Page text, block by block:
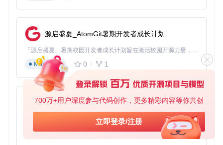
700万+用户深度参与代码创作，更多精彩内容等你共创
立即登录/注册
源启盛夏_AtomGit暑期开发者成长计划
「源启盛夏」暑期校园开发者成长计划旨在激活校园开源力量，通过积分激励、认证扶持、资源倾斜等形式，引导高校组织和开发者完成「入驻 — 建项目 — 做贡献 — 获认证 — 得资源」的完整闭环。无论你是想带领社团入驻平台的组织者，还是希望用代码贡献证明自己的开发者，都能在这里找到属于你的成长路径。
Markdown
0 1
py-xiaozhi
基于Python的Xiaozhi AI，适用于想要完整Xiaozhi体验而无需拥有专用硬件的用户。
Python
0 1